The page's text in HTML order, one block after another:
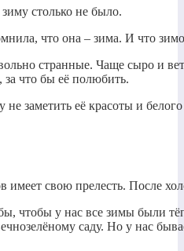
столько не было.
что она – зима. И что
странные. Чаще сыро и
за что бы её полюбить.
не заметить её красоты и
имеет свою прелесть. После
чтобы у нас все зимы были
саду. Но у нас